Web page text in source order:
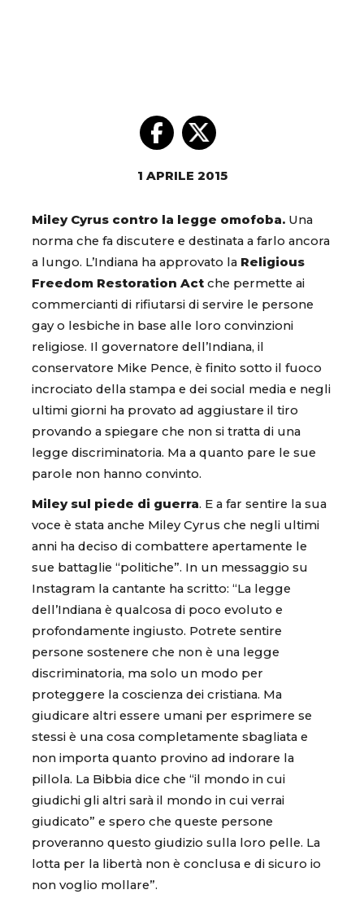
1 APRILE 2015
Miley Cyrus contro la legge omofoba. Una
norma che fa discutere e destinata a farlo ancora
a lungo. L’Indiana ha approvato la Religious
Freedom Restoration Act che permette ai
commercianti di rifiutarsi di servire le persone
gay o lesbiche in base alle loro convinzioni
religiose. Il governatore dell’Indiana, il
conservatore Mike Pence, è finito sotto il fuoco
incrociato della stampa e dei social media e negli
ultimi giorni ha provato ad aggiustare il tiro
provando a spiegare che non si tratta di una
legge discriminatoria. Ma a quanto pare le sue
parole non hanno convinto.
Miley sul piede di guerra. E a far sentire la sua
voce è stata anche Miley Cyrus che negli ultimi
anni ha deciso di combattere apertamente le
sue battaglie “politiche”. In un messaggio su
Instagram la cantante ha scritto: “La legge
dell’Indiana è qualcosa di poco evoluto e
profondamente ingiusto. Potrete sentire
persone sostenere che non è una legge
discriminatoria, ma solo un modo per
proteggere la coscienza dei cristiana. Ma
giudicare altri essere umani per esprimere se
stessi è una cosa completamente sbagliata e
non importa quanto provino ad indorare la
pillola. La Bibbia dice che “il mondo in cui
giudichi gli altri sarà il mondo in cui verrai
giudicato” e spero che queste persone
proveranno questo giudizio sulla loro pelle. La
lotta per la libertà non è conclusa e di sicuro io
non voglio mollare”.